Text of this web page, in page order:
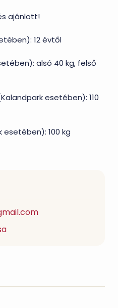
ajánlott!
12 évtől
alsó 40 kg, felső
esetében): 110
esetében): 100 kg